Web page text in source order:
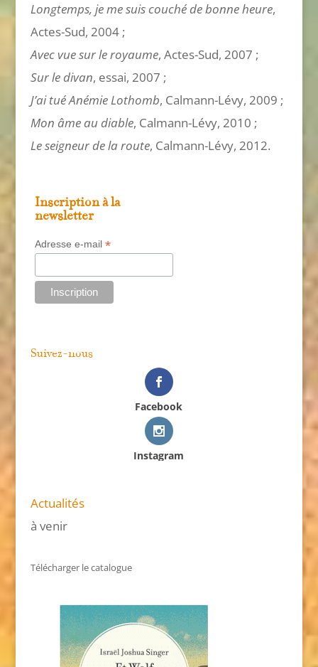
Longtemps, je me suis couché de bonne heure,
Actes-Sud, 2004 ;
Avec vue sur le royaume, Actes-Sud, 2007 ;
Sur le divan, essai, 2007 ;
J’ai tué Anémie Lothomb, Calmann-Lévy, 2009 ;
Mon âme au diable, Calmann-Lévy, 2010 ;
Le seigneur de la route, Calmann-Lévy, 2012.
Inscription à la
newsletter
Adresse e-mail *
Suivez-nous
Facebook
Instagram
Actualités
à venir
Télécharger le catalogue